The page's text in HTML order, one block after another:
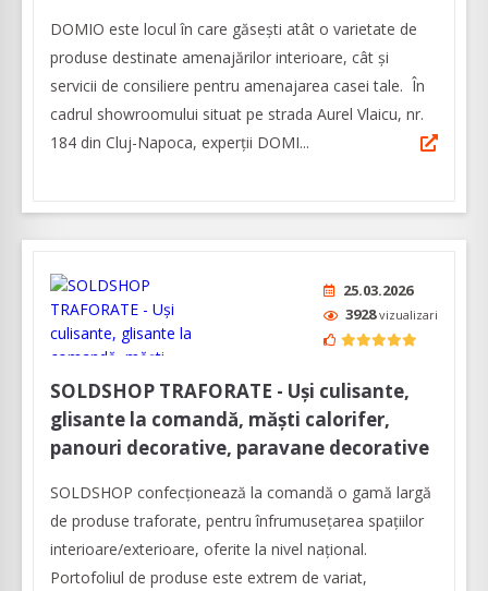
DOMIO este locul în care găsești atât o varietate de
produse destinate amenajărilor interioare, cât şi
servicii de consiliere pentru amenajarea casei tale. În
cadrul showroomului situat pe strada Aurel Vlaicu, nr.
184 din Cluj-Napoca, experții DOMI...
25.03.2026
3928vizualizari
SOLDSHOP TRAFORATE - Uși culisante,
glisante la comandă, măști calorifer,
panouri decorative, paravane decorative
SOLDSHOP confecționează la comandă o gamă largă
de produse traforate, pentru înfrumusețarea spațiilor
interioare/exterioare, oferite la nivel naţional.
Portofoliul de produse este extrem de variat,